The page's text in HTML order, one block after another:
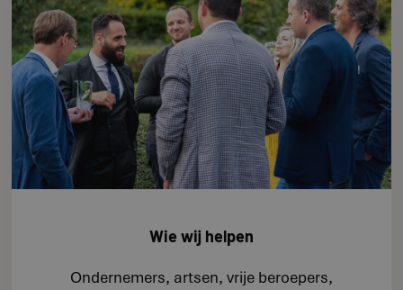
Wie wij helpen
Ondernemers, artsen, vrije beroepers,